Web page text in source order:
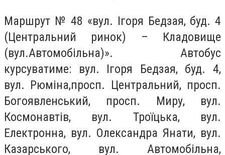
Маршрут № 48 «вул. Ігоря Бедзая, буд. 4
(Центральний ринок) – Кладовище
(вул.Автомобільна)». Автобус
курсуватиме: вул. Ігоря Бедзая, буд. 4,
вул. Рюміна,просп. Центральний, просп.
Богоявленський, просп. Миру, вул.
Космонавтів, вул. Троїцька, вул.
Електронна, вул. Олександра Янати, вул.
Казарського, вул. Автомобільна,